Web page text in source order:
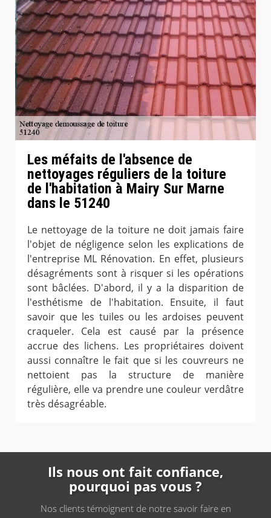
Les méfaits de l'absence de
nettoyages réguliers de la toiture
de l'habitation à Mairy Sur Marne
dans le 51240
Le nettoyage de la toiture ne doit jamais faire
l'objet de négligence selon les explications de
l'entreprise ML Rénovation. En effet, plusieurs
désagréments sont à risquer si les opérations
sont bâclées. D'abord, il y a la disparition de
l'esthétisme de l'habitation. Ensuite, il faut
savoir que les tuiles ou les ardoises peuvent
craqueler. Cela est causé par la présence
accrue des lichens. Les propriétaires doivent
aussi connaître le fait que si les couvreurs ne
nettoient pas la structure de manière
régulière, elle va prendre une couleur verdâtre
très désagréable.
Ils nous ont fait confiance,
pourquoi pas vous ?
Nos clients témoignent de notre savoir faire en